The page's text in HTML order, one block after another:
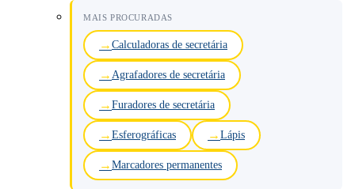
MAIS PROCURADAS
Calculadoras de secretária
Agrafadores de secretária
Furadores de secretária
Esferográficas Lápis
Marcadores permanentes